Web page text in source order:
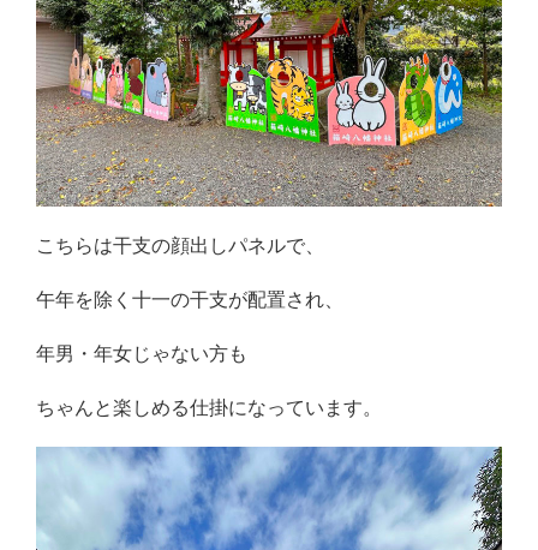
こちらは干支の顔出しパネルで、
午年を除く十一の干支が配置され、
年男・年女じゃない方も
ちゃんと楽しめる仕掛になっています。